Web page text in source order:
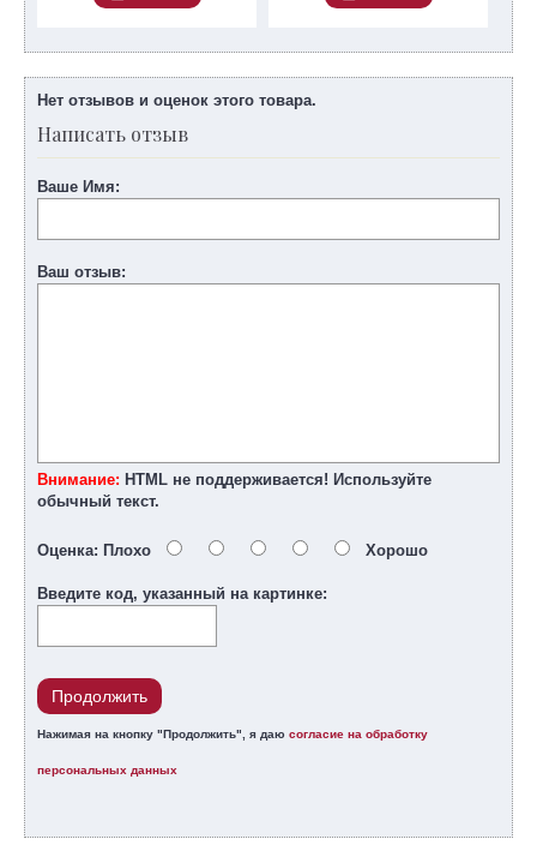
Нет отзывов и оценок этого товара.
Написать отзыв
Ваше Имя:
Ваш отзыв:
Внимание: HTML не поддерживается! Используйте
обычный текст.
Оценка: Плохо Хорошо
Введите код, указанный на картинке:
Продолжить
Нажимая на кнопку "Продолжить", я даю согласие на обработку
персональных данных